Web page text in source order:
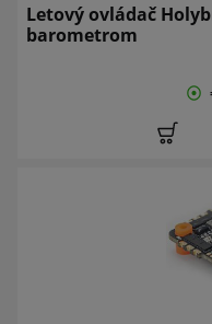
Letový ovládač
barometrom